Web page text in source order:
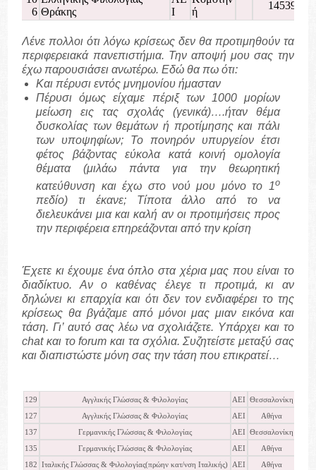
6 Θράκης
Ι
ή
14539
Λένε πολλοι ότι λόγω κρίσεως δεν θα προτιμηθούν τα
περιφερειακά πανεπιστήμια. Την αποψή μου σας την
έχω παρουσιάσει ανωτέρω. Εδώ θα πω ότι:
Και πέρυσι εντός μνημονίου ήμασταν
Πέρυσι όμως είχαμε πέριξ των 1000 μορίων
μείωση εις τας σχολάς (γενικά)….ήταν θέμα
δυσκολίας των θεμάτων ή προτίμησης και πάλι
των υποψηφίων; Το πονηρόν υπυργείον έτσι
φέτος βάζοντας εύκολα κατά κοινή ομολογία
θέματα (μιλάω πάντα για την θεωρητική
κατεύθυνση και έχω στο νού μου μόνο το 1ο
πεδίο) τι έκανε; Τίποτα άλλο από το να
διελευκάνει μια και καλή αν οι προτιμήσεις προς
την περιφέρεια επηρεάζονται από την κρίση
Έχετε κι έχουμε ένα όπλο στα χέρια μας που είναι το
διαδίκτυο. Αν ο καθένας έλεγε τι προτιμά, κι αν
δηλώνει κι επαρχία και ότι δεν τον ενδιαφέρει το της
κρίσεως θα βγάζαμε από μόνοι μας μιαν εικόνα και
τάση. Γι’ αυτό σας λέω να σχολιάζετε. Υπάρχει και το
chat και τοforum και τα σχόλια. Συζητείστε μεταξύ σας
και διαπιστώστε μόνη σας την τάση που επικρατεί…
129 Αγγλικής Γλώσσας & Φιλολογίας ΑΕΙ Θεσσαλονίκη
127 Αγγλικής Γλώσσας & Φιλολογίας ΑΕΙ Αθήνα
137 Γερμανικής Γλώσσας & Φιλολογίας ΑΕΙ Θεσσαλονίκη
135 Γερμανικής Γλώσσας & Φιλολογίας ΑΕΙ Αθήνα
182 Ιταλικής Γλώσσας & Φιλολογίας(πρώην κατ/νση Ιταλικής) ΑΕΙ Αθήνα